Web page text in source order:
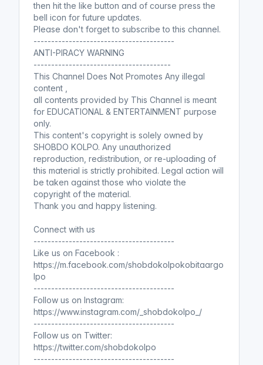
then hit the like button and of course press the
bell icon for future updates.
Please don't forget to subscribe to this channel.
----------------------------------------
ANTI-PIRACY WARNING
---------------------------------------
This Channel Does Not Promotes Any illegal
content ,
all contents provided by This Channel is meant
for EDUCATIONAL & ENTERTAINMENT purpose
only.
This content's copyright is solely owned by
SHOBDO KOLPO. Any unauthorized
reproduction, redistribution, or re-uploading of
this material is strictly prohibited. Legal action will
be taken against those who violate the
copyright of the material.
Thank you and happy listening.
Connect with us
----------------------------------------
Like us on Facebook :
https://m.facebook.com/shobdokolpokobitaargo
lpo
----------------------------------------
Follow us on Instagram:
https://www.instagram.com/_shobdokolpo_/
----------------------------------------
Follow us on Twitter:
https://twitter.com/shobdokolpo
----------------------------------------